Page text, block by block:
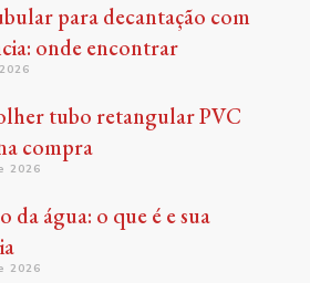
para decantação com
onde encontrar
tubo retangular PVC
compra
2026
da água: o que é e sua
2026